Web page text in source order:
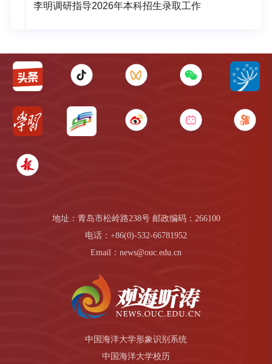
李明调研指导2026年本科招生录取工作
地址：青岛市松岭路238号 邮政编码：266100
电话：+86(0)-532-66781952
Email：news@ouc.edu.cn
中国海洋大学形象识别系统
中国海洋大学校历